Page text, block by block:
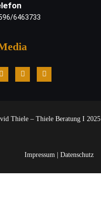
6463733
Thiele – Thiele Beratung I 2025
Impressum| Datenschutz